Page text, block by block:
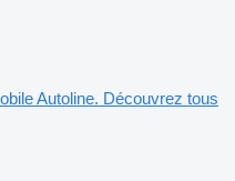
Autoline. Découvrez tous